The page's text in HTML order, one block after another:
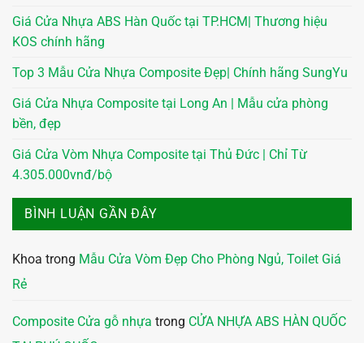
Giá Cửa Nhựa ABS Hàn Quốc tại TP.HCM| Thương hiệu
KOS chính hãng
Top 3 Mẫu Cửa Nhựa Composite Đẹp| Chính hãng SungYu
Giá Cửa Nhựa Composite tại Long An | Mẫu cửa phòng
bền, đẹp
Giá Cửa Vòm Nhựa Composite tại Thủ Đức | Chỉ Từ
4.305.000vnđ/bộ
BÌNH LUẬN GẦN ĐÂY
Khoa trong Mẫu Cửa Vòm Đẹp Cho Phòng Ngủ, Toilet Giá
Rẻ
Composite Cửa gỗ nhựa trong CỬA NHỰA ABS HÀN QUỐC